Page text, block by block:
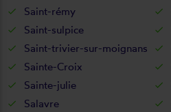
Saint-rémy
Saint-sulpice
Saint-trivier-sur-moignans
Sainte-Croix
Sainte-julie
Salavre